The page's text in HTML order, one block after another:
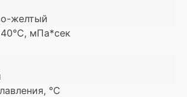
желтый
мПа*сек
℃